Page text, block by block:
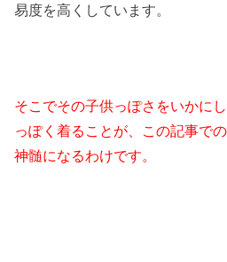
易度を高くしています。
そこでその子供っぽさをいかにし
っぽく着ることが、この記事で
神髄になるわけです。